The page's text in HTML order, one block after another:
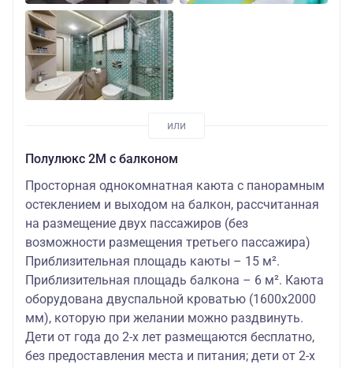
Полулюкс 2М с балконом
Просторная однокомнатная каюта с панорамным
остеклением и выходом на балкон, рассчитанная
на размещение двух пассажиров (без
возможности размещения третьего пассажира)
Приблизительная площадь каюты – 15 м².
Приблизительная площадь балкона – 6 м². Каюта
оборудована двуспальной кроватью (1600х2000
мм), которую при желании можно раздвинуть.
Дети от года до 2-х лет размещаются бесплатно,
без предоставления места и питания; дети от 2-х